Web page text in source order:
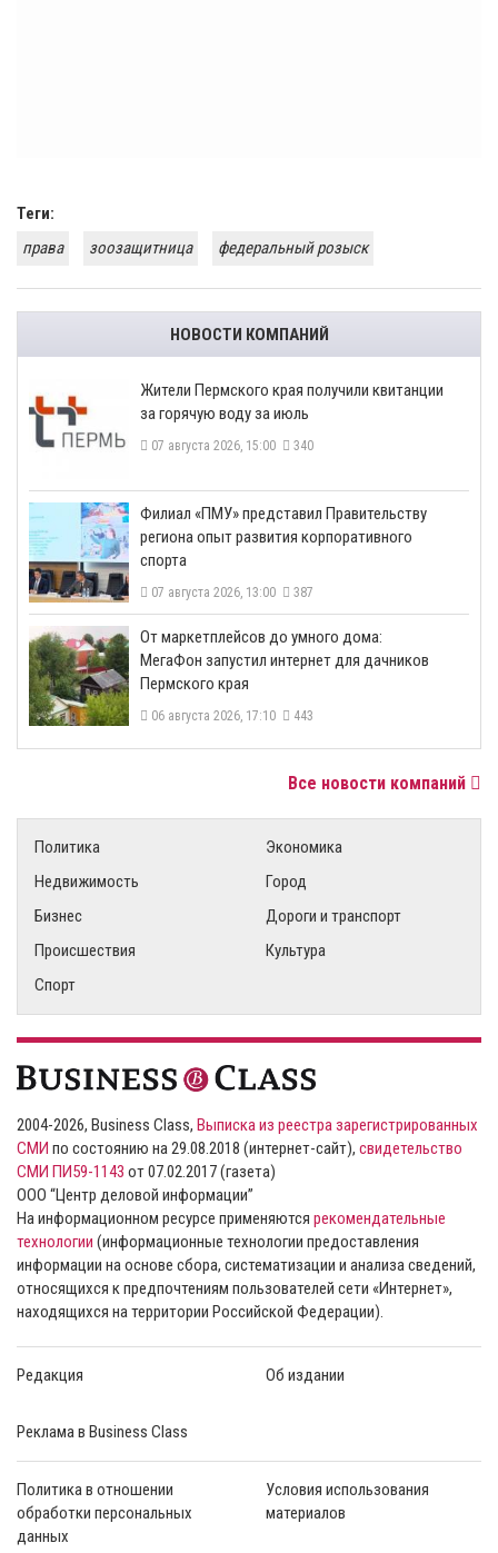
Теги:
права
зоозащитница федеральный розыск
НОВОСТИ КОМПАНИЙ
​Жители Пермского края получили квитанции
за горячую воду за июль
07 августа 2026, 15:00 340
​Филиал «ПМУ» представил Правительству
региона опыт развития корпоративного
спорта
07 августа 2026, 13:00 387
От маркетплейсов до умного дома:
МегаФон запустил интернет для дачников
Пермского края
06 августа 2026, 17:10 443
Все новости компаний
Политика
Экономика
Недвижимость
Город
Бизнес
Дороги и транспорт
Происшествия
Культура
Спорт
2004-2026, Business Class, Выписка из реестра зарегистрированных
СМИ по состоянию на 29.08.2018 (интернет-сайт), свидетельство
СМИ ПИ59-1143 от 07.02.2017 (газета)
ООО “Центр деловой информации”
На информационном ресурсе применяются рекомендательные
технологии (информационные технологии предоставления
информации на основе сбора, систематизации и анализа сведений,
относящихся к предпочтениям пользователей сети «Интернет»,
находящихся на территории Российской Федерации).
Редакция Об издании
Реклама в Business Class
Политика в отношении
обработки персональных
данных
Условия использования
материалов